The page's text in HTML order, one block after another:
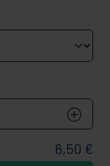
6,50 €